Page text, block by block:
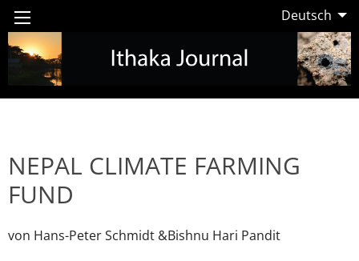
Deutsch
NEPAL CLIMATE FARMING
FUND
von Hans-Peter Schmidt &Bishnu Hari Pandit